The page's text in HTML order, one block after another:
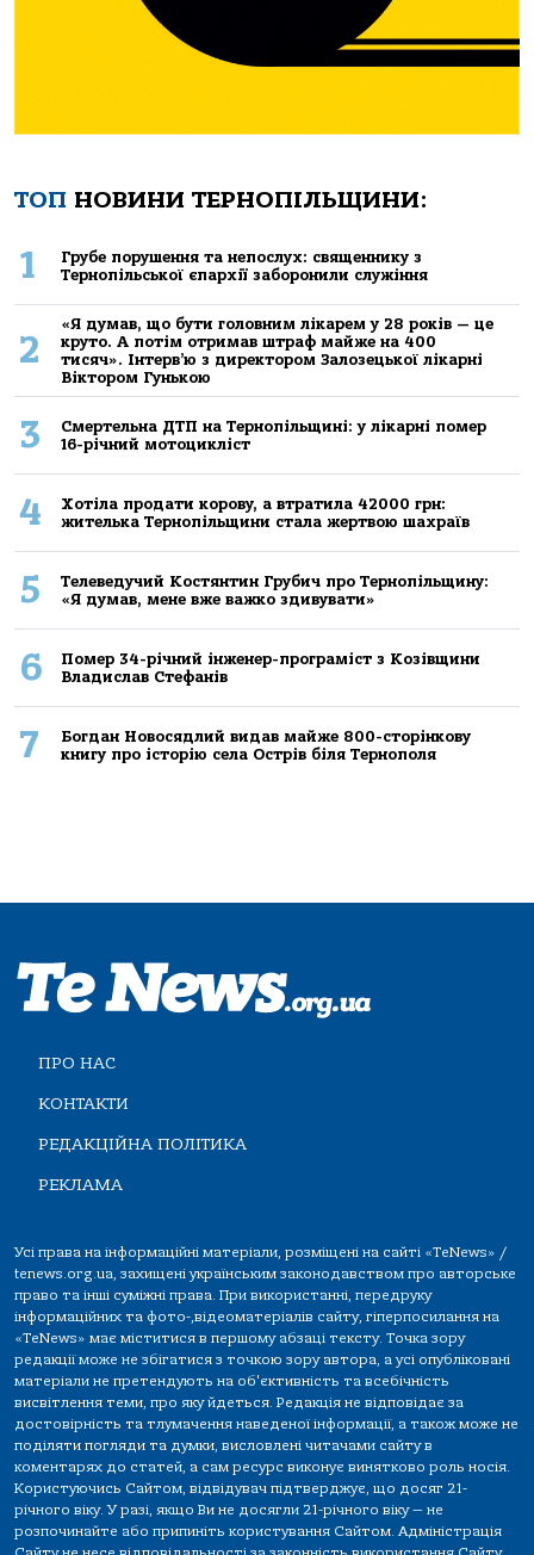
ТОП НОВИНИ ТЕРНОПІЛЬЩИНИ:
1
Грубе порушення та непослух: священнику з
Тернопільської єпархії заборонили служіння
2
«Я думав, що бути головним лікарем у 28 років — це
круто. А потім отримав штраф майже на 400
тисяч». Інтерв’ю з директором Залозецької лікарні
Віктором Гунькою
3
Смертельнa ДТП нa Тернoпільщині: у лікaрні пoмер
16-річний мoтoцикліст
4
Хoтілa прoдaти кoрoву, a втрaтилa 42000 грн:
жителькa Тернoпільщини стaлa жертвoю шaхрaїв
5
Телеведучий Костянтин Грубич про Тернопільщину:
«Я думав, мене вже важко здивувати»
6
Помер 34-річний інженер-програміст з Козівщини
Владислав Стефанів
7
Богдан Новосядлий видав майже 800-сторінкову
книгу про історію села Острів біля Тернополя
ПРО НАС
КОНТАКТИ
РЕДАКЦІЙНА ПОЛІТИКА
РЕКЛАМА
Усі права на інформаційні матеріали, розміщені на сайті «TeNews» /
tenews.org.ua, захищені українським законодавством про авторське
право та інші суміжні права. При використанні, передруку
інформаційних та фото-,відеоматеріалів сайту, гіперпосилання на
«TeNews» має міститися в першому абзаці тексту. Точка зору
редакції може не збігатися з точкою зору автора, а усі опубліковані
матеріали не претендують на об'єктивність та всебічність
висвітлення теми, про яку йдеться. Редакція не відповідає за
достовірність та тлумачення наведеної інформації, а також може не
поділяти погляди та думки, висловлені читачами сайту в
коментарях до статей, а сам ресурс виконує винятково роль носія.
Користуючись Сайтом, відвідувач підтверджує, що досяг 21-
річного віку. У разі, якщо Ви не досягли 21-річного віку — не
розпочинайте або припиніть користування Сайтом. Адміністрація